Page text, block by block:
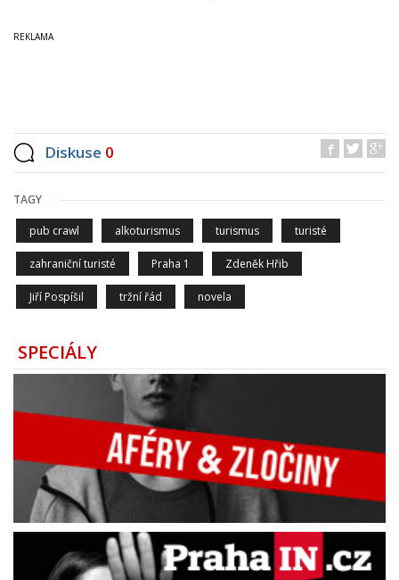
Diskuse 0
TAGY
pub crawl alkoturismus turismus turisté
zahraniční turisté Praha 1 Zdeněk Hřib
Jiří Pospíšil tržní řád novela
SPECIÁLY